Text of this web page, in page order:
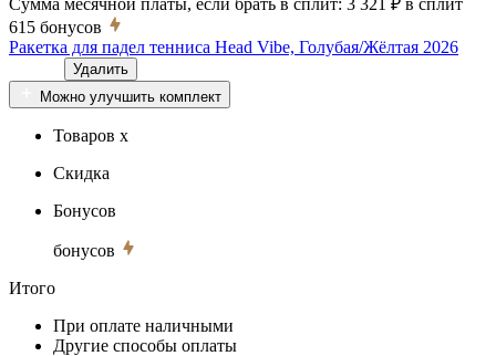
615 бонусов
Ракетка для падел тенниса Head Vibe, Голубая/Жёлтая 2026
Удалить
Можно улучшить комплект
Товаров x
Скидка
Бонусов
бонусов
Итого
При оплате наличными
Другие способы оплаты